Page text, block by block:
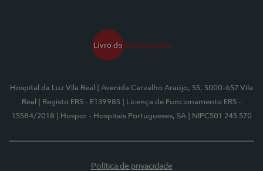
Hospital da Luz Vila Real
| Avenida Carvalho Araújo, 55, 5000-657 Vila
Real
| Registo ERS - E139985
| Licença de Funcionamento ERS -
15584/2018
| Hospor - Hospitais Portugueses, SA | NIPC501 245 570
Política de privacidade